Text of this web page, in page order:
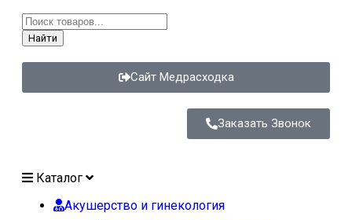
Найти
Сайт Медрасходка
Заказать Звонок
Каталог
Акушерство и гинекология